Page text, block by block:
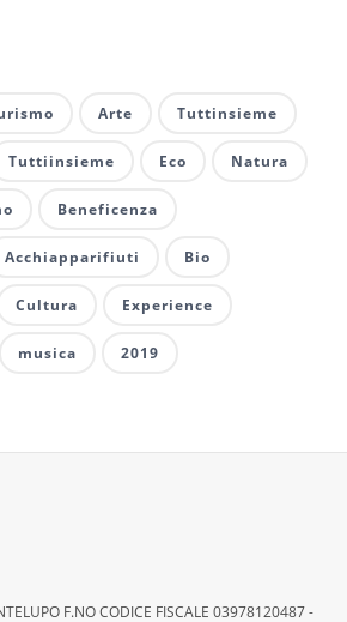
Arte Tuttinsieme
Tuttiinsieme Eco Natura
Beneficenza
Acchiapparifiuti Bio
Cultura Experience
musica 2019
F.NO CODICE FISCALE 03978120487 -